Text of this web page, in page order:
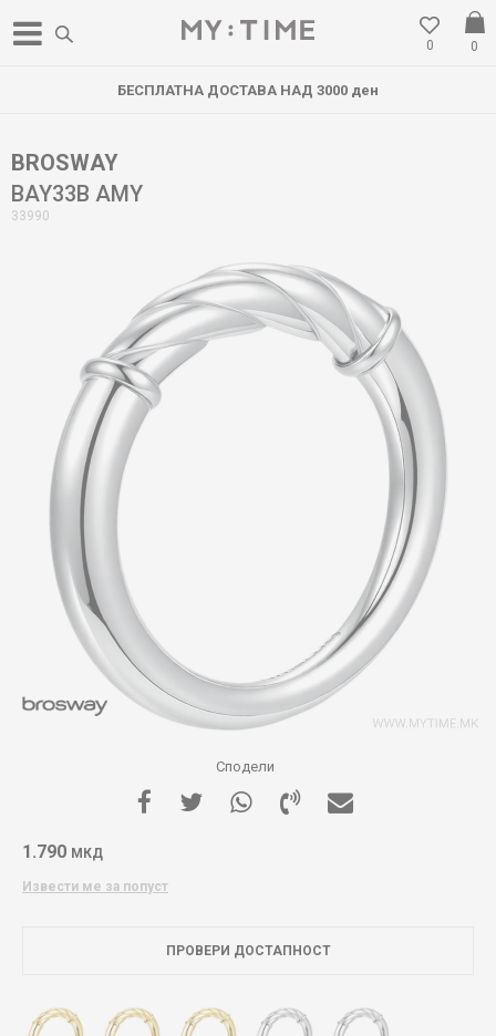
0
0
БЕСПЛАТНА ДОСТАВА НАД 3000 ден
BROSWAY
BAY33B AMY
33990
Сподели
1.790 МКД
Извести ме за попуст
ПРОВЕРИ ДОСТАПНОСТ